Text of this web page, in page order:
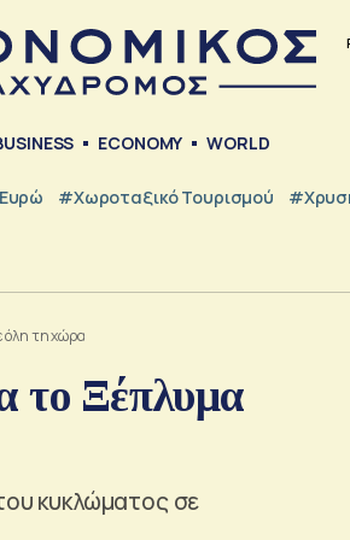
ECONOMY WORLD
#Χωροταξικό Τουρισμού
όλη τη χώρα
το Ξέπλυμα
κυκλώματος σε